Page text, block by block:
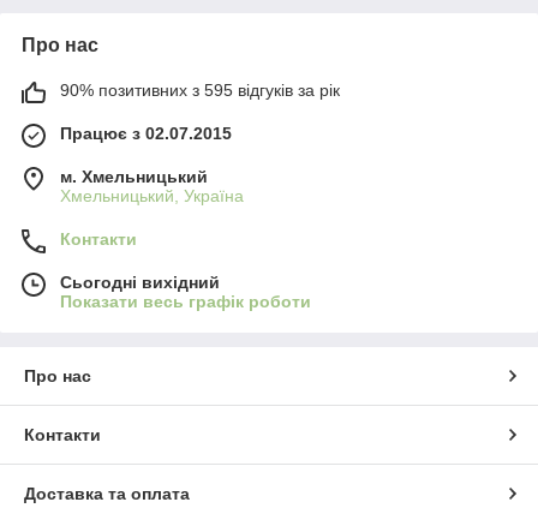
Про нас
90% позитивних з 595 відгуків за рік
Працює з 02.07.2015
м. Хмельницький
Хмельницький, Україна
Контакти
Сьогодні вихідний
Показати весь графік роботи
Про нас
Контакти
Доставка та оплата